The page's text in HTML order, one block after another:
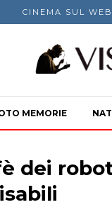
CINEMA SUL WEB
MEMORIE
dei